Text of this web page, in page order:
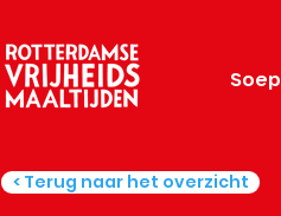
Soep
< Terug naar het overzicht